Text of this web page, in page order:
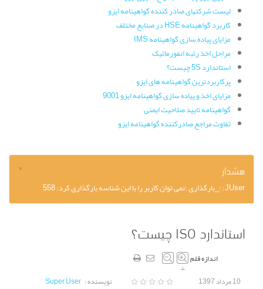
لیست شرکتهای صادر کننده گواهینامه ایزو
کاربرد گواهینامه HSE در صنایع مختلف
مزایای پیاده سازی گواهینامه IMS
مراحل اخذ رتبه انفورماتیک
استاندارد 5S چیست؟
پرکاربردترین گواهینامه های ایزو
مزایای اخذ و پیاده سازی گواهینامه ایزو 9001
گواهینامه تایید صلاحیت ایمنی
تفاوت مراجع صادرکننده گواهینامه ایزو
× هشدار
JUser: :_بارگذاری :نمی توان کاربر را با این شناسه بارگذاری کرد: 558
استاندارد ISO چیست؟
اندازه قلم
+
10 مرداد 1397 نویسنده : Super User